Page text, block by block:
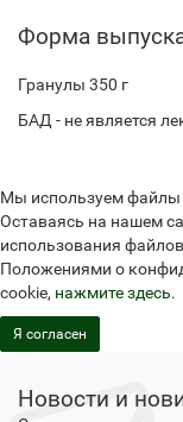
Форма
Гранулы 350 г
БАД - не является
Мы используем файлы
Оставаясь на нашем
использования
Положениями о
cookie, нажмите здесь.
Я согласен
Новости и